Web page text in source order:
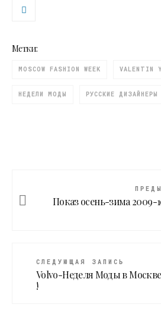
Метки:
MOSCOW FASHION WEEK VALENTIN
НЕДЕЛИ МОДЫ РУССКИЕ ДИЗАЙНЕРЫ
Показ осень-зима 2009-
СЛЕДУЮЩАЯ ЗАПИСЬ
Volvo-Неделя Моды в
!